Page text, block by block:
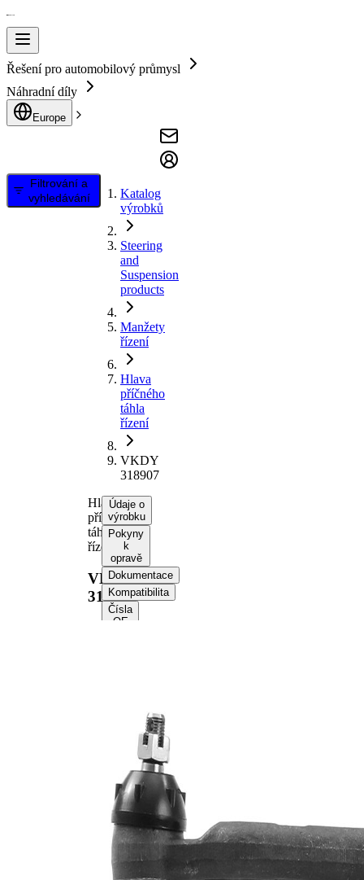
Řešení pro automobilový průmysl
Náhradní díly
Europe
Filtrování a
vyhledávání
Katalog
výrobků
Steering
and
Suspension
products
Manžety
řízení
Hlava
příčného
táhla
řízení
VKDY
318907
Hlava
příčného
táhla
řízení
VKDY
318907
Údaje o
výrobku
Pokyny
k
opravě
Dokumentace
Kompatibilita
Čísla
OE
Doplňkový
výrobek/
doplňkové
info
se
syntetickým
tukem
párová
čísla
výrobku
VKDY
318906